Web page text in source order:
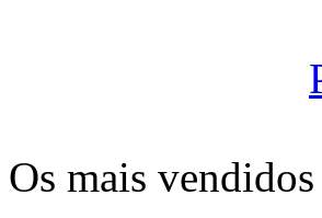
Os mais vendidos